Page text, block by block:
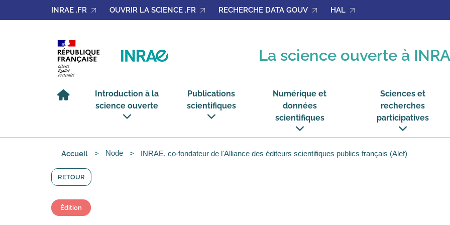
INRAE .FR OUVRIR LA SCIENCE .FR RECHERCHE DATA GOUV HAL
La science ouverte à
Introduction à la
science ouverte
voir
Introduction
Publications
scientifiques
voir
menu
Publications
Numérique et
données
scientifiques
voir
menu
Numérique
Sciences et
recherches
participatives
voir
menu
Sciences
Accueil Node INRAE, co-fondateur de l'Alliance des éditeurs scientifiques publics français (Alef)
RETOUR
Édition
Cookies management panel